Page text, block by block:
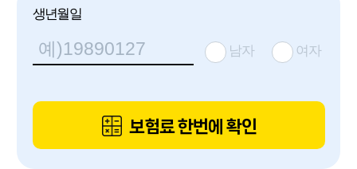
생년월일
남자 여자
보험료 한번에 확인